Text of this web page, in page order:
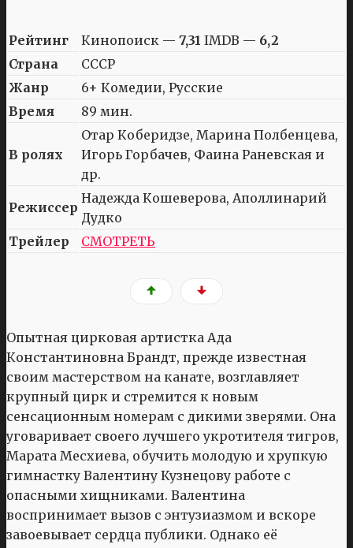
Рейтинг Кинопоиск — 7,31 IMDB — 6,2
Страна
СССР
Жанр
6+ Комедии, Русские
Время
89 мин.
В ролях
Отар Коберидзе, Марина Полбенцева,
Игорь Горбачев, Фаина Раневская и
др.
Режиссер
Надежда Кошеверова, Аполлинарий
Дудко
Трейлер
СМОТРЕТЬ
Опытная цирковая артистка Ада
Константиновна Брандт, прежде известная
своим мастерством на канате, возглавляет
крупный цирк и стремится к новым
сенсационным номерам с дикими зверями. Она
уговаривает своего лучшего укротителя тигров,
Марата Месхиева, обучить молодую и хрупкую
гимнастку Валентину Кузнецову работе с
опасными хищниками. Валентина
воспринимает вызов с энтузиазмом и вскоре
завоевывает сердца публики. Однако её